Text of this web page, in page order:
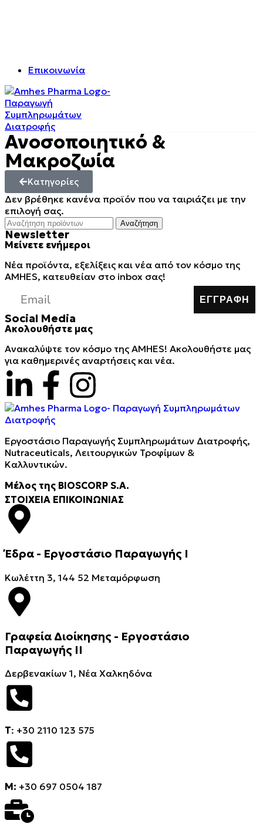
Επικοινωνία
Ανοσοποιητικό &
Μακροζωία
Κατηγορίες
Δεν βρέθηκε κανένα προϊόν που να ταιριάζει με την
επιλογή σας.
Αναζήτηση
Newsletter
Μείνετε ενήμεροι
Νέα προϊόντα, εξελίξεις και νέα από τον κόσμο της
AMHES, κατευθείαν στο inbox σας!
ΕΓΓΡΑΦΗ
Social Media
Ακολουθήστε μας
Ανακαλύψτε τον κόσμο της AMHES! Ακολουθήστε μας
για καθημερινές αναρτήσεις και νέα.
Εργοστάσιο Παραγωγής Συμπληρωμάτων Διατροφής,
Νutraceuticals, Λειτουργικών Τροφίμων &
Καλλυντικών.
Μέλος της BIOSCORP S.A.
ΣΤΟΙΧΕΙΑ ΕΠΙΚΟΙΝΩΝΙΑΣ
Έδρα - Εργοστάσιο Παραγωγής Ι
Kωλέττη 3, 144 52 Μεταμόρφωση
Γραφεία Διοίκησης - Εργοστάσιο
Παραγωγής ΙΙ
Δερβενακίων 1, Νέα Χαλκηδόνα
Τ: +30 2110 123 575
M: +30 697 0504 187